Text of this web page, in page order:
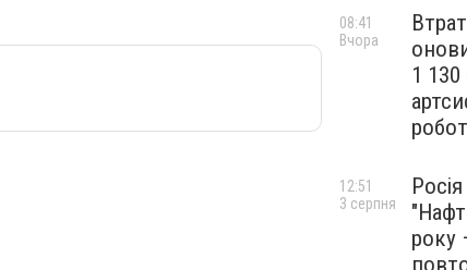
1 130
08:41
Вчора
року
12:51
3 серпня